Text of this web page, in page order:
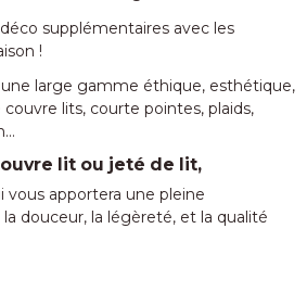
supplémentaires avec les
!
large gamme éthique, esthétique,
lits, courte pointes, plaids,
lit ou jeté de lit,
vous apportera une pleine
douceur, la légèreté, et la qualité